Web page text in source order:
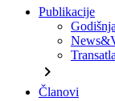
Publikacije
chevron_right
Članovi